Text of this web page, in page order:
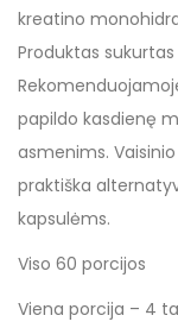
kreatino
Produktas
papildo kasdienę
asmenims.
praktiška
kapsulėms.
Viso 60 porcijos
Viena porcija – 4